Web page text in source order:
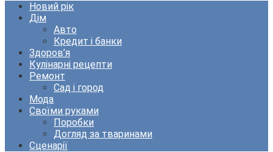
Новий рік
Дім
Авто
Кредит і банки
Здоров’я
Кулінарні рецепти
Ремонт
Сад і город
Мода
Своїми руками
Поробки
Догляд за тваринами
Сценарії